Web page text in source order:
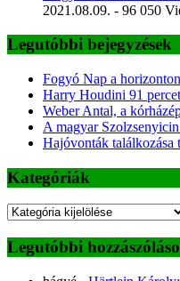
2021.08.09. - 96 050
Legutóbbi bejegyzések
Fogyó Nap a horizonton
Harry Houdini 91
Weber Antal, a
A magyar
Hajóvonták találkozása
Kategóriák
Kategóriák
Legutóbbi